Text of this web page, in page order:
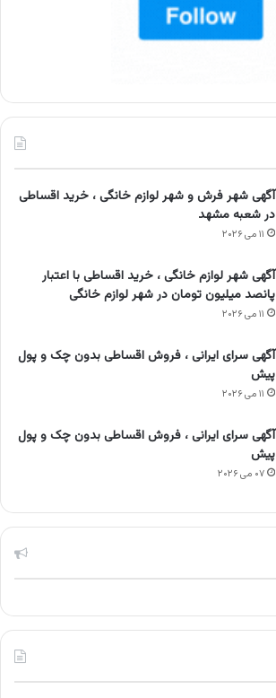
آگهی شهر فرش و شهر لوازم خانگی ، خرید اقساطی
در شعبه مشهد
۱۱ می ۲۰۲۶
آگهی شهر لوازم خانگی ، خرید اقساطی با اعتبار
پانصد میلیون تومان در شهر لوازم خانگی
۱۱ می ۲۰۲۶
آگهی سرای ایرانی ، فروش اقساطی بدون چک و پول
پیش
۱۱ می ۲۰۲۶
آگهی سرای ایرانی ، فروش اقساطی بدون چک و پول
پیش
۰۷ می ۲۰۲۶